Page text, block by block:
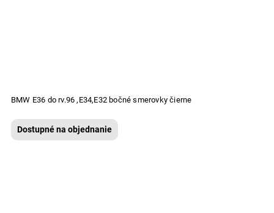
BMW E36 do rv.96 ,E34,E32 bočné smerovky čierne
Dostupné na objednanie